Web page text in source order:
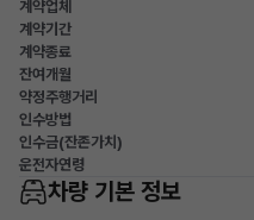
계약업체
계약기간
계약종료
잔여개월
약정주행거리
인수방법
인수금(잔존가치)
운전자연령
차량 기본 정보